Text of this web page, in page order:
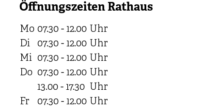
Öffnungszeiten Rathaus
Mo 07.30 - 12.00 Uhr
Di
07.30 - 12.00 Uhr
Mi 07.30 - 12.00 Uhr
Do 07.30 - 12.00 Uhr
13.00 - 17.30 Uhr
Fr
07.30 - 12.00 Uhr